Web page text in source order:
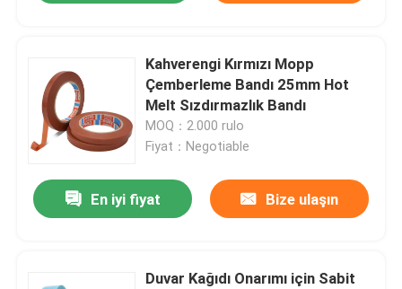
Kahverengi Kırmızı Mopp
Çemberleme Bandı 25mm Hot
Melt Sızdırmazlık Bandı
MOQ：2.000 rulo
Fiyat：Negotiable
En iyi fiyat Bize ulaşın
Duvar Kağıdı Onarımı için Sabit